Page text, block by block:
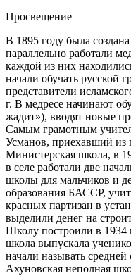
Просвещение
В 1895 году была создана
параллельно работали
каждой из них
начали обучать русской
представители
г. В медресе начинают
жадит»), вводят новые
Самым грамотным
Усманов, приехавший из
Министерская школа, в
в селе работали две
школы для мальчиков и
образования БАССР,
красных партизан в
выделили денег на
Школу построили в 1934
школа выпускала
начали называть
Ахуновская неполная